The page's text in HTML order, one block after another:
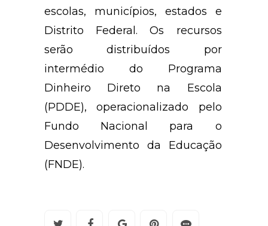
escolas, municípios, estados e
Distrito Federal. Os recursos
serão distribuídos por
intermédio do Programa
Dinheiro Direto na Escola
(PDDE), operacionalizado pelo
Fundo Nacional para o
Desenvolvimento da Educação
(FNDE).